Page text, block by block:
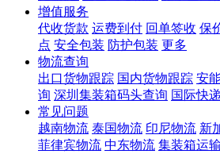
增值服务
代收货款 运费到付 回单签收 保
点 安全包装 防护包装 更多
物流查询
出口货物跟踪 国内货物跟踪 安
询 深圳集装箱码头查询 国际快
常见问题
越南物流 泰国物流 印尼物流 新
菲律宾物流 中东物流 集装箱运输